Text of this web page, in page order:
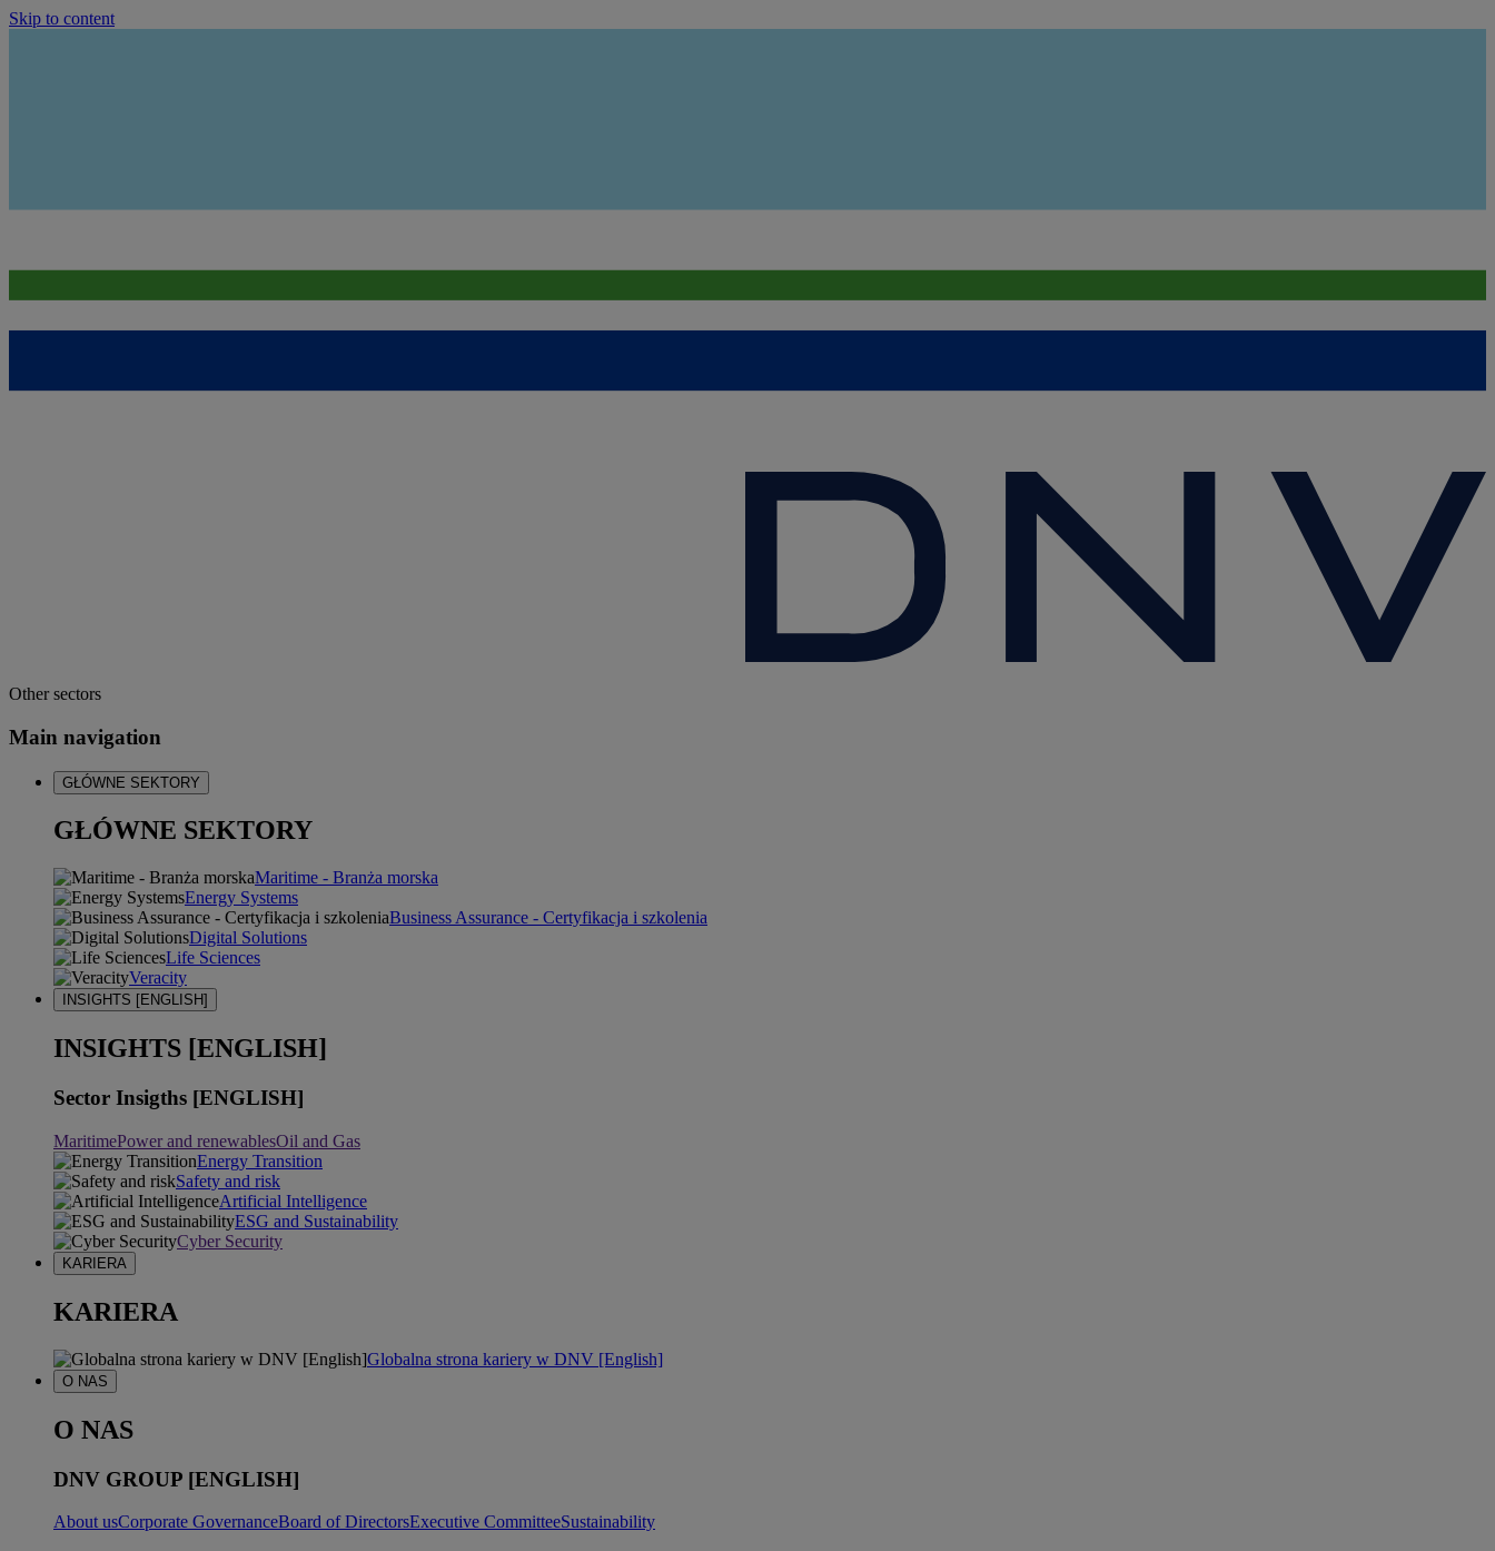
Skip to content
Other sectors
Main navigation
GŁÓWNE SEKTORY
GŁÓWNE SEKTORY
Maritime - Branża morska
Energy Systems
Business Assurance - Certyfikacja i szkolenia
Digital Solutions
Life Sciences
Veracity
INSIGHTS [ENGLISH]
INSIGHTS [ENGLISH]
Sector Insigths [ENGLISH]
MaritimePower and renewablesOil and Gas
Energy Transition
Safety and risk
Artificial Intelligence
ESG and Sustainability
Cyber Security
KARIERA
KARIERA
Globalna strona kariery w DNV [English]
O NAS
O NAS
DNV GROUP [ENGLISH]
About usCorporate GovernanceBoard of DirectorsExecutive CommitteeSustainability